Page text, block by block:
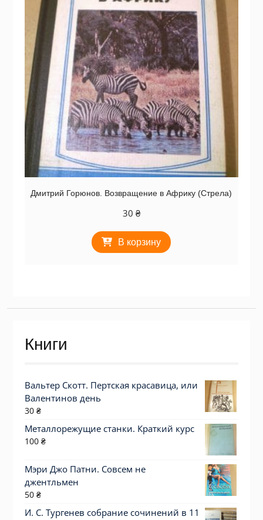
Дмитрий Горюнов. Возвращение в Африку (Стрела)
30 ₴
В корзину
Книги
Вальтер Скотт. Пертская красавица, или
Валентинов день
30 ₴
Металлорежущие станки. Краткий курс
100 ₴
Мэри Джо Патни. Совсем не
джентльмен
50 ₴
И. С. Тургенев собрание сочинений в 11